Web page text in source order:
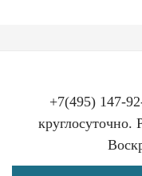
+7(495) 147-